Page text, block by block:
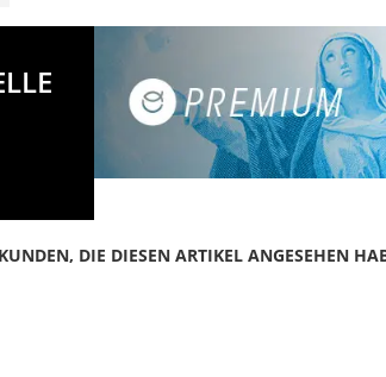
KUNDEN, DIE DIESEN ARTIKEL ANGESEHEN